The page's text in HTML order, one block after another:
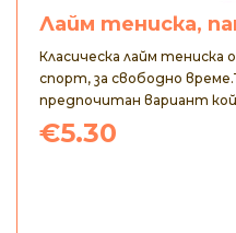
Лайм тениска,
Класическа лайм тениска
спорт, за свободно
предпочитан вариант
€5.30